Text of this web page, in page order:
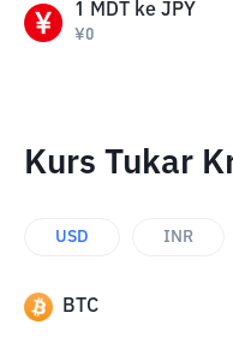
1 MDT ke JPY
¥0
Kurs Tukar
USD INR
BTC